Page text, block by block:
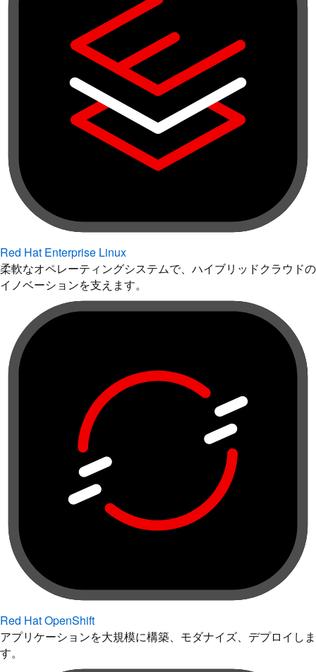
Red Hat Enterprise Linux
柔軟なオペレーティングシステムで、ハイブリッドクラウドの
イノベーションを支えます。
Red Hat OpenShift
アプリケーションを大規模に構築、モダナイズ、デプロイしま
す。